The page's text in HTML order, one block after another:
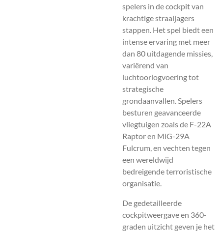
spelers in de cockpit van
krachtige straaljagers
stappen. Het spel biedt een
intense ervaring met meer
dan 80 uitdagende missies,
variërend van
luchtoorlogvoering tot
strategische
grondaanvallen. Spelers
besturen geavanceerde
vliegtuigen zoals de F-22A
Raptor en MiG-29A
Fulcrum, en vechten tegen
een wereldwijd
bedreigende terroristische
organisatie.
De gedetailleerde
cockpitweergave en 360-
graden uitzicht geven je het